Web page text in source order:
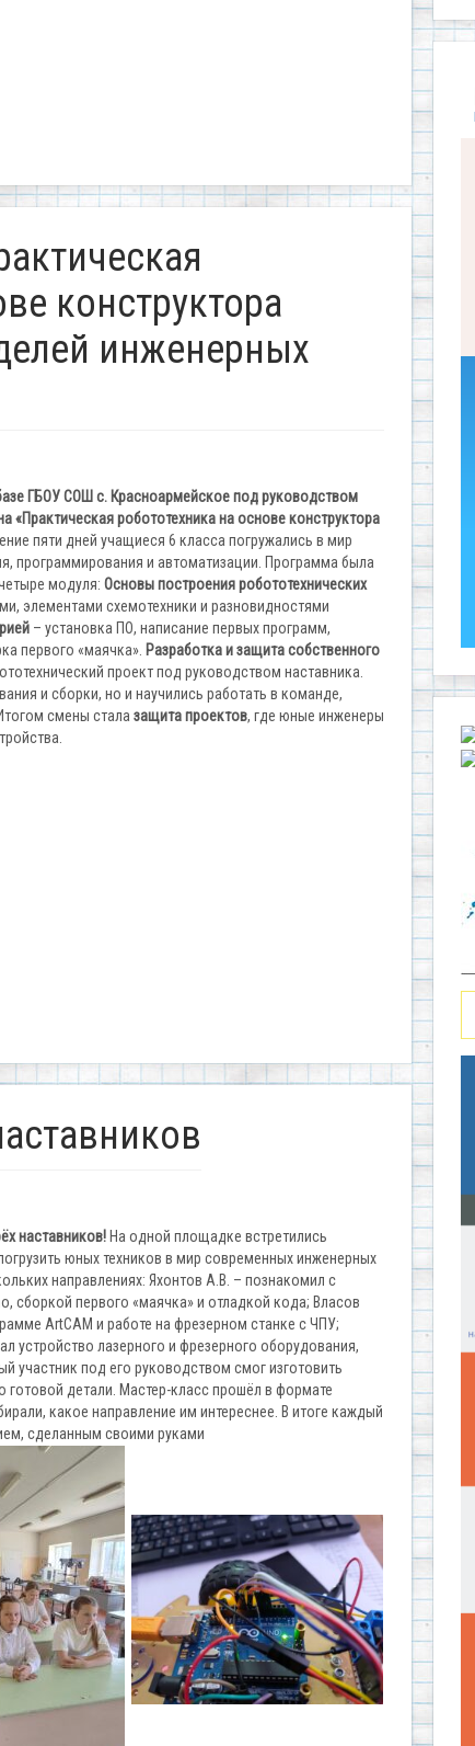
конструктора
инженерных
ГБОУ СОШ с. Красноармейское под руководством
робототехника на основе конструктора
пяти дней учащиеся 6 класса погружались в мир
программирования и автоматизации. Программа была
модуля: Основы построения робототехнических
элементами схемотехники и разновидностями
– установка ПО, написание первых программ,
первого «маячка». Разработка и защита собственного
проект под руководством наставника.
и сборки, но и научились работать в команде,
смены стала защита проектов, где юные инженеры
наставников! На одной площадке встретились
юных техников в мир современных инженерных
направлениях: Яхонтов А.В. – познакомил с
первого «маячка» и отладкой кода; Власов
ArtCAM и работе на фрезерном станке с ЧПУ;
устройство лазерного и фрезерного оборудования,
участник под его руководством смог изготовить
детали. Мастер-класс прошёл в формате
какое направление им интереснее. В итоге каждый
сделанным своими руками